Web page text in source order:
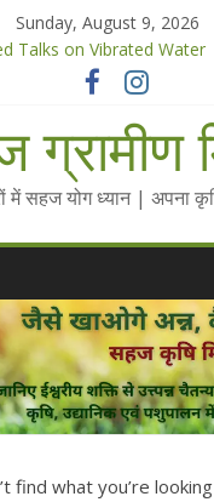
Sunday, August 9, 2026
Talks on Vibrated Water
प्रसार किट
Designs @ 2025 for
Ki Or Abhiyaan -
ग्रामीण
में सहज योग ध्यान | अपना
find what you’re